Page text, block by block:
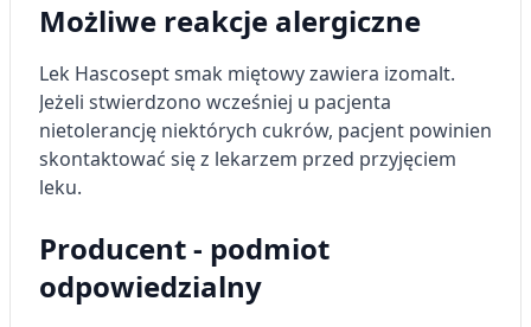
Możliwe reakcje alergiczne
Lek Hascosept smak miętowy zawiera izomalt.
Jeżeli stwierdzono wcześniej u pacjenta
nietolerancję niektórych cukrów, pacjent powinien
skontaktować się z lekarzem przed przyjęciem
leku.
Producent - podmiot
odpowiedzialny